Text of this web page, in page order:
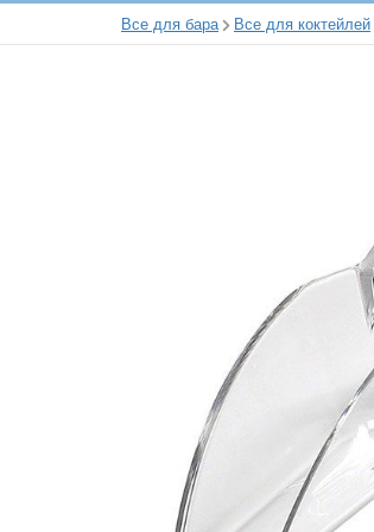
Все для бара Все для коктейлей